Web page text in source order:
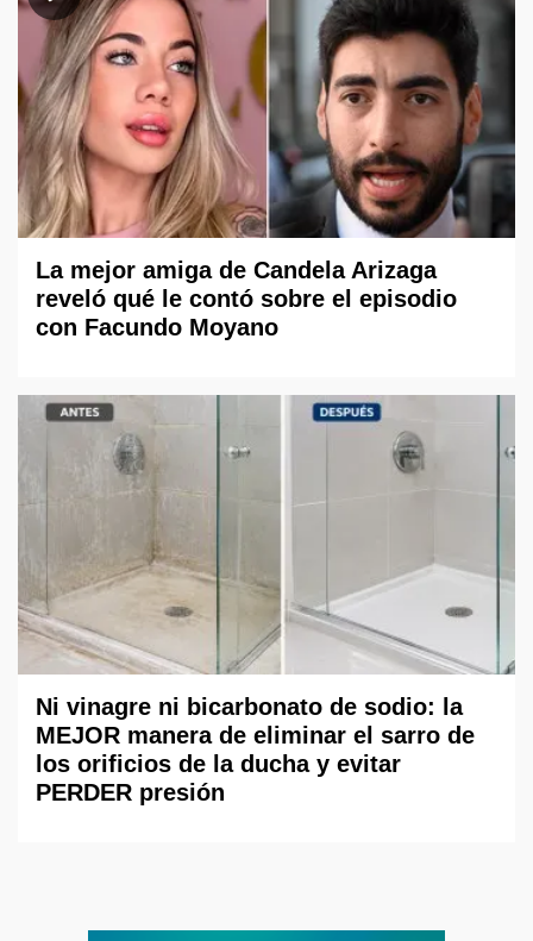
La mejor amiga de Candela Arizaga
reveló qué le contó sobre el episodio
con Facundo Moyano
Ni vinagre ni bicarbonato de sodio: la
MEJOR manera de eliminar el sarro de
los orificios de la ducha y evitar
PERDER presión